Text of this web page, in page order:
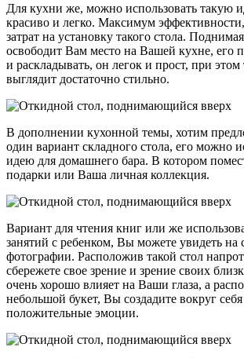
Для кухни же, можно использовать такую
красиво и легко. Максимум
затрат на установку такого стола.
освободит Вам место на Вашей кухне, его
и раскладывать, он легок и прост, при этом
выглядит достаточно стильно.
В дополнении кухонной темы, хотим
один вариант складного стола, его можно
идею для домашнего бара. В котором
подарки или Ваша личная коллекция.
Вариант для чтения книг или же
занятий с ребенком, Вы можете увидеть на
фотографии. Расположив такой стол
сбережете свое зрение и зрение своих
очень хорошо влияет на Ваши глаза, а
небольшой букет, Вы создадите вокруг
положительные эмоции.